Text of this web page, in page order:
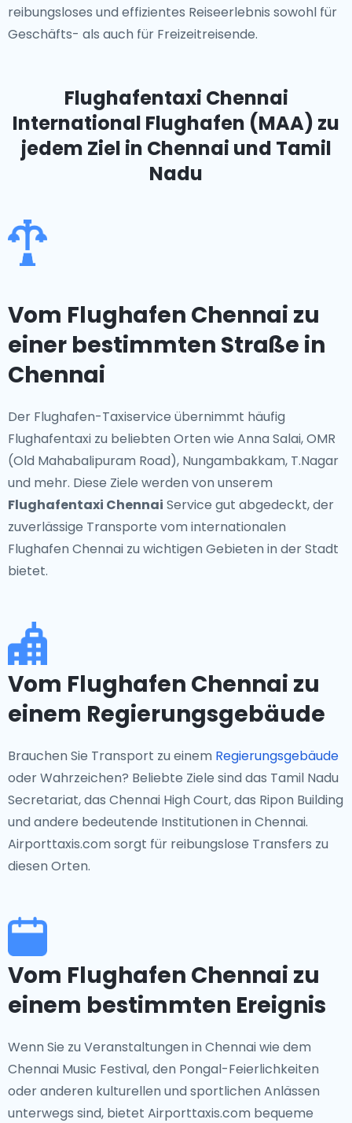
reibungsloses und effizientes Reiseerlebnis sowohl für
Geschäfts- als auch für Freizeitreisende.
Flughafentaxi Chennai
International Flughafen (MAA) zu
jedem Ziel in Chennai und Tamil
Nadu
Vom Flughafen Chennai zu
einer bestimmten Straße in
Chennai
Der Flughafen-Taxiservice übernimmt häufig
Flughafentaxi zu beliebten Orten wie Anna Salai, OMR
(Old Mahabalipuram Road), Nungambakkam, T.Nagar
und mehr. Diese Ziele werden von unserem
Flughafentaxi Chennai Service gut abgedeckt, der
zuverlässige Transporte vom internationalen
Flughafen Chennai zu wichtigen Gebieten in der Stadt
bietet.
Vom Flughafen Chennai zu
einem Regierungsgebäude
Brauchen Sie Transport zu einem Regierungsgebäude
oder Wahrzeichen? Beliebte Ziele sind das Tamil Nadu
Secretariat, das Chennai High Court, das Ripon Building
und andere bedeutende Institutionen in Chennai.
Airporttaxis.com sorgt für reibungslose Transfers zu
diesen Orten.
Vom Flughafen Chennai zu
einem bestimmten Ereignis
Wenn Sie zu Veranstaltungen in Chennai wie dem
Chennai Music Festival, den Pongal-Feierlichkeiten
oder anderen kulturellen und sportlichen Anlässen
unterwegs sind, bietet Airporttaxis.com bequeme